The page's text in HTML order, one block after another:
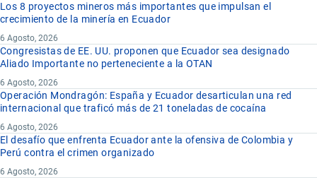
Los 8 proyectos mineros más importantes que impulsan el
crecimiento de la minería en Ecuador
6 Agosto, 2026
Congresistas de EE. UU. proponen que Ecuador sea designado
Aliado Importante no perteneciente a la OTAN
6 Agosto, 2026
Operación Mondragón: España y Ecuador desarticulan una red
internacional que traficó más de 21 toneladas de cocaína
6 Agosto, 2026
El desafío que enfrenta Ecuador ante la ofensiva de Colombia y
Perú contra el crimen organizado
6 Agosto, 2026